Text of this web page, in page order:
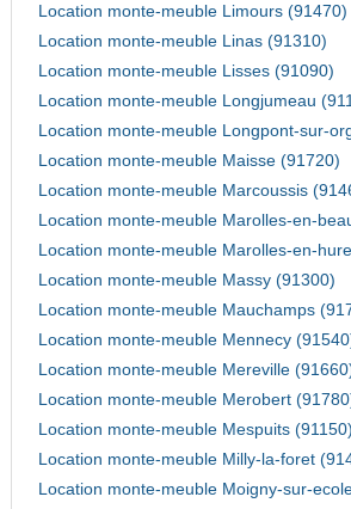
Location monte-meuble Limours (91470)
Location monte-meuble Linas (91310)
Location monte-meuble Lisses (91090)
Location monte-meuble Longjumeau
Location monte-meuble Longpont-sur-
Location monte-meuble Maisse (91720)
Location monte-meuble Marcoussis
Location monte-meuble Marolles-en-
Location monte-meuble Marolles-en-
Location monte-meuble Massy (91300)
Location monte-meuble Mauchamps
Location monte-meuble Mennecy
Location monte-meuble Mereville
Location monte-meuble Merobert
Location monte-meuble Mespuits (91150)
Location monte-meuble Milly-la-foret
Location monte-meuble Moigny-sur-